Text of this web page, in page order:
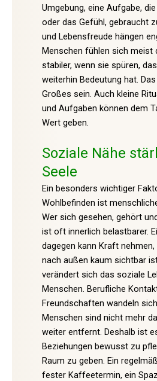
Umgebung, eine Aufgabe,
oder das Gefühl, gebraucht
und Lebensfreude hängen
Menschen fühlen sich meist
stabiler, wenn sie spüren,
weiterhin Bedeutung hat.
Großes sein. Auch kleine
und Aufgaben können dem
Wert geben.
Soziale Nähe
Seele
Ein besonders wichtiger
Wohlbefinden ist
Wer sich gesehen, gehört
ist oft innerlich belastbarer.
dagegen kann Kraft
nach außen kaum sichtbar
verändert sich das soziale
Menschen. Berufliche
Freundschaften wandeln
Menschen sind nicht mehr
weiter entfernt. Deshalb ist
Beziehungen bewusst zu
Raum zu geben. Ein
fester Kaffeetermin, ein